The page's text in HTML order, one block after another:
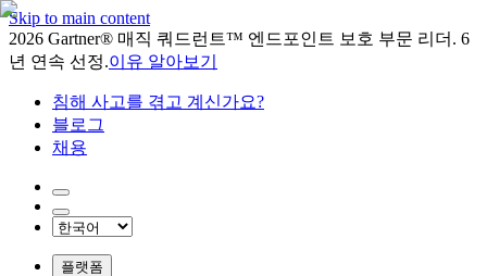
Skip to main content
2026 Gartner® 매직 쿼드런트™ 엔드포인트 보호 부문 리더. 6
년 연속 선정.이유 알아보기
침해 사고를 겪고 계신가요?
블로그
채용
플랫폼